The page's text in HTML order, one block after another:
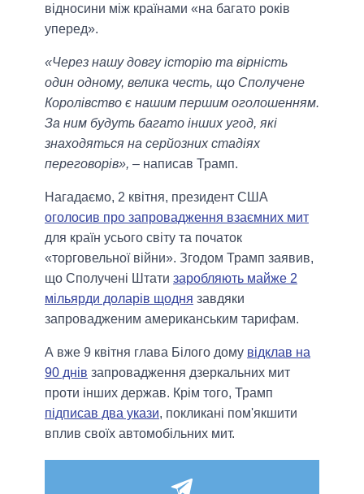
відносини між країнами «на багато років
уперед».
«Через нашу довгу історію та вірність
один одному, велика честь, що Сполучене
Королівство є нашим першим оголошенням.
За ним будуть багато інших угод, які
знаходяться на серйозних стадіях
переговорів», – написав Трамп.
Нагадаємо, 2 квітня, президент США
оголосив про запровадження взаємних мит
для країн усього світу та початок
«торговельної війни». Згодом Трамп заявив,
що Сполучені Штати заробляють майже 2
мільярди доларів щодня завдяки
запровадженим американським тарифам.
А вже 9 квітня глава Білого дому відклав на
90 днів запровадження дзеркальних мит
проти інших держав. Крім того, Трамп
підписав два укази, покликані пом'якшити
вплив своїх автомобільних мит.